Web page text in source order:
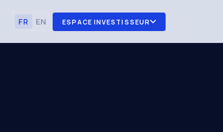
FR EN ESPACE INVESTISSEUR